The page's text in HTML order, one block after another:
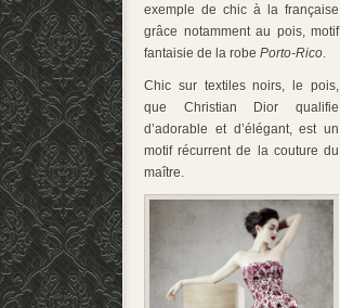
exemple de chic à la française
grâce notamment au pois, motif
fantaisie de la robe Porto-Rico
Chic sur textiles noirs, le pois,
que Christian Dior qualifie
d’adorable et d’élégant, est un
motif récurrent de la couture du
maître.